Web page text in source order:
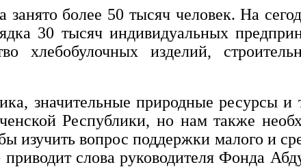
более 50 тысяч человек. На
30 тысяч индивидуальных
хлебобулочных изделий,
значительные природные ресурсы и
Республики, но нам также
изучить вопрос поддержки малого и
слова руководителя Фонда